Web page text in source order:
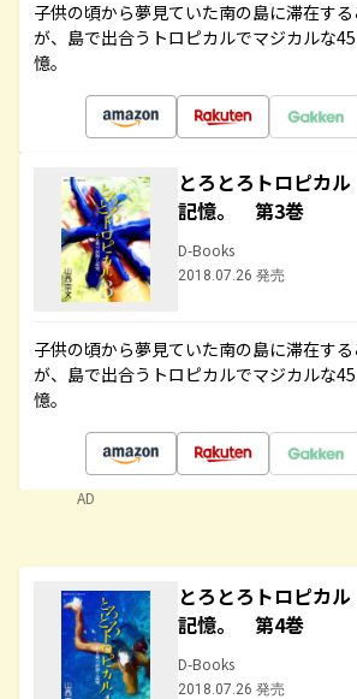
子供の頃から夢見ていた南の島に滞在す
が、島で出合うトロピカルでマジカルな
憶。
とろとろトロピカ
記憶。 第3巻
D-Books
2018.07.26 発売
子供の頃から夢見ていた南の島に滞在す
が、島で出合うトロピカルでマジカルな
憶。
AD
とろとろトロピカ
記憶。 第4巻
D-Books
2018.07.26 発売